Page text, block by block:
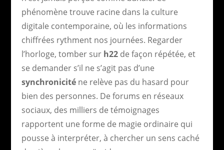
phénomène trouve racine dans la culture
digitale contemporaine, où les informations
chiffrées rythment nos journées. Regarder
l’horloge, tomber sur h22de façon répétée, et
se demander s’il ne s’agit pas d’une
synchroniciténe relève pas du hasard pour
bien des personnes. De forums en réseaux
sociaux, des milliers de témoignages
rapportent une forme de magie ordinaire qui
pousse à interpréter, à chercher un sens caché